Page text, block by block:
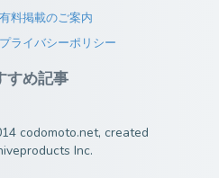
有料掲載のご案内
プライバシーポリシー
すめ記事
codomoto.net, created
Inc.